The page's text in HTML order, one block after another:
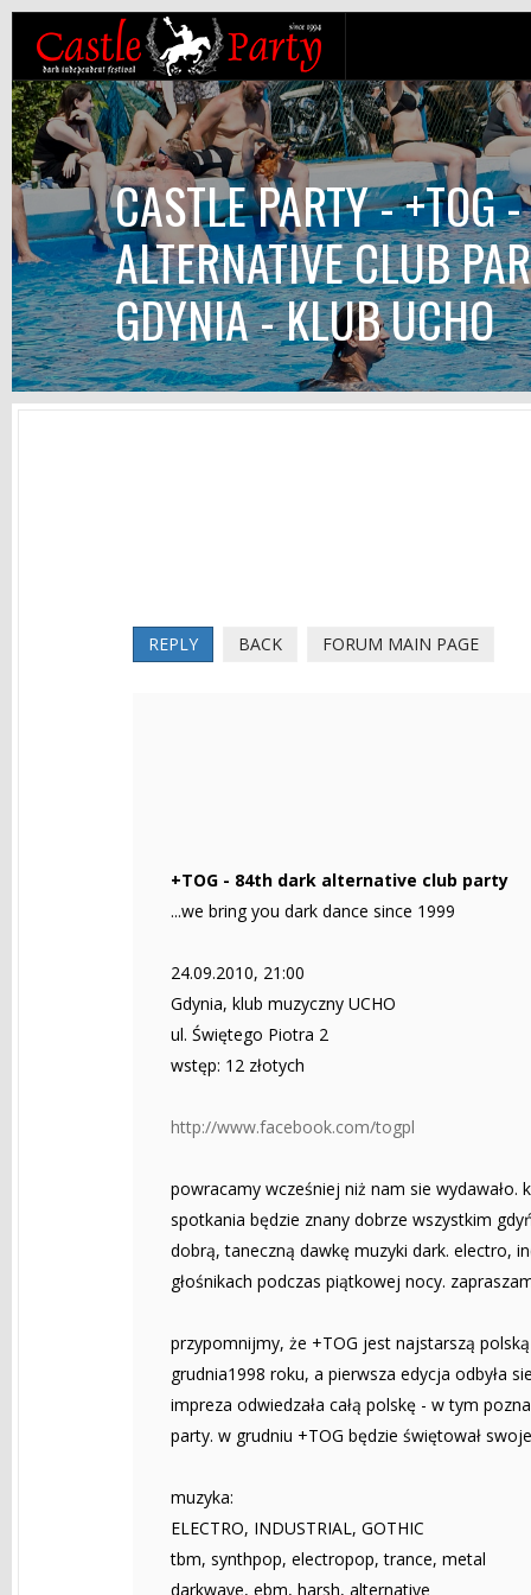
CASTLE PARTY - +TOG
ALTERNATIVE CLUB
GDYNIA - KLUB UCHO
REPLY BACK FORUM MAIN PAGE
+TOG - 84th dark alternative club party
...we bring you dark dance since 1999
24.09.2010, 21:00
Gdynia, klub muzyczny UCHO
ul. Świętego Piotra 2
wstęp: 12 złotych
http://www.facebook.com/togpl
powracamy wcześniej niż nam sie
spotkania będzie znany dobrze wszystkim
dobrą, taneczną dawkę muzyki dark. electro,
głośnikach podczas piątkowej nocy.
przypomnijmy, że +TOG jest najstarszą
grudnia1998 roku, a pierwsza edycja odbyła
impreza odwiedzała całą polskę - w tym
party. w grudniu +TOG będzie świętował
muzyka:
ELECTRO, INDUSTRIAL, GOTHIC
tbm, synthpop, electropop, trance, metal
darkwave, ebm, harsh, alternative